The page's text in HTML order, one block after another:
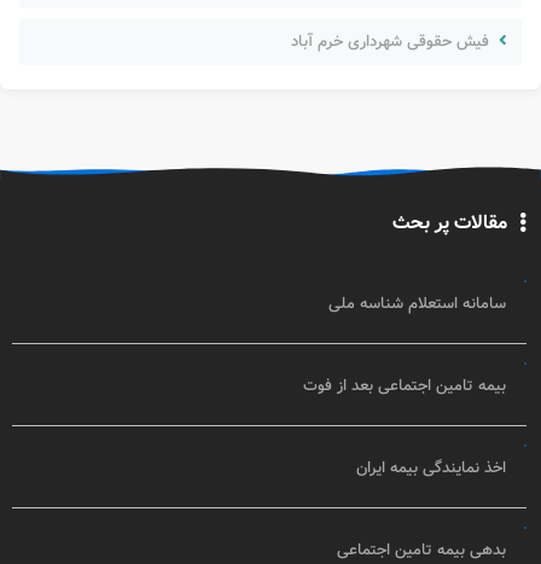
فیش حقوقی شهرداری خرم آباد
مقالات پر بحث
سامانه استعلام شناسه ملی
بیمه تامین اجتماعی بعد از فوت
اخذ نمایندگی بیمه ایران
بدهی بیمه تامین اجتماعی